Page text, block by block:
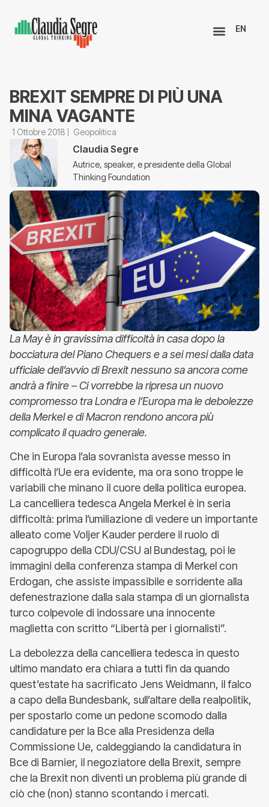
EN
BREXIT SEMPRE DI PIÙ UNA
MINA VAGANTE
1 Ottobre 2018 Geopolitica
Claudia Segre
Autrice, speaker, e presidente della Global
Thinking Foundation
La May è in gravissima difficoltà in casa dopo la
bocciatura del Piano Chequers e a sei mesi dalla data
ufficiale dell’avvio di Brexit nessuno sa ancora come
andrà a finire – Ci vorrebbe la ripresa un nuovo
compromesso tra Londra e l’Europa ma le debolezze
della Merkel e di Macron rendono ancora più
complicato il quadro generale.
Che in Europa l’ala sovranista avesse messo in
difficoltà l’Ue era evidente, ma ora sono troppe le
variabili che minano il cuore della politica europea.
La cancelliera tedesca Angela Merkel è in seria
difficoltà: prima l’umiliazione di vedere un importante
alleato come Voljer Kauder perdere il ruolo di
capogruppo della CDU/CSU al Bundestag, poi le
immagini della conferenza stampa di Merkel con
Erdogan, che assiste impassibile e sorridente alla
defenestrazione dalla sala stampa di un giornalista
turco colpevole di indossare una innocente
maglietta con scritto “Libertà per i giornalisti”.
La debolezza della cancelliera tedesca in questo
ultimo mandato era chiara a tutti fin da quando
quest’estate ha sacrificato Jens Weidmann, il falco
a capo della Bundesbank, sull’altare della realpolitik,
per spostarlo come un pedone scomodo dalla
candidature per la Bce alla Presidenza della
Commissione Ue, caldeggiando la candidatura in
Bce di Barnier, il negoziatore della Brexit, sempre
che la Brexit non diventi un problema più grande di
ciò che (non) stanno scontando i mercati.